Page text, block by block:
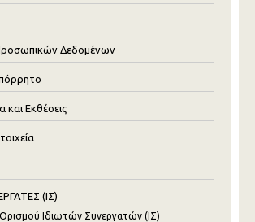
Δεδομένων
Εκθέσεις
(ΙΣ)
Ιδιωτών Συνεργατών (ΙΣ)